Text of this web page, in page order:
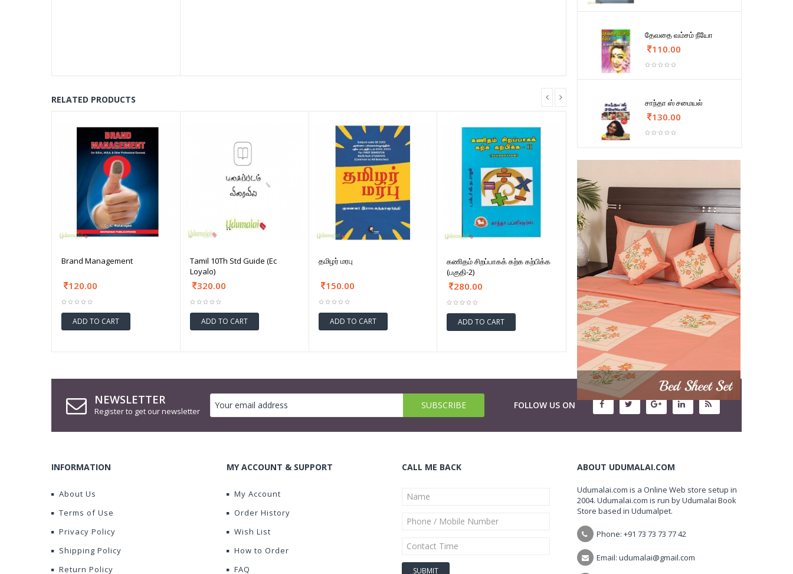
RELATED PRODUCTS
Brand Management
120.00
ADD TO CART
Tamil 10Th Std Guide (Ec
Loyalo)
320.00
ADD TO CART
தமிழர் மரபு
150.00
ADD TO CART
கணிதம் சிறப்பாகக் கற்க கற்பிக்க
(பகுதி-2)
280.00
ADD TO CART
தேவதை வம்சம் நீயோ
110.00
சாந்தா ஸ் சமையல்
130.00
NEWSLETTER
Register to get our newsletter
FOLLOW US ON
INFORMATION
About Us
Terms of Use
Privacy Policy
Shipping Policy
Return Policy
MY ACCOUNT & SUPPORT
My Account
Order History
Wish List
How to Order
FAQ
CALL ME BACK ABOUT UDUMALAI.COM
Udumalai.com is a Online Web store setup in
2004. Udumalai.com is run by Udumalai Book
Store based in Udumalpet.
Phone: +91 73 73 73 77 42
Email: udumalai@gmail.com